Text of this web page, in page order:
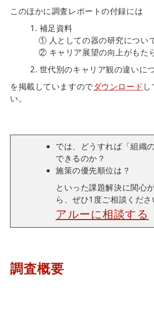
このほかに調査レポートの付録には
1. 補足資料
① 人としての器の研究につい
② キャリア展望の向上がもた
2. 世代別のキャリア観の違いに
を掲載していますのでダウンロード
い。
では、どうすれば「組織
できるのか？
施策の優先順位は？
といった課題解決に関心
ら、ぜひ1度ご相談くださ
アルーに相談する
調査概要